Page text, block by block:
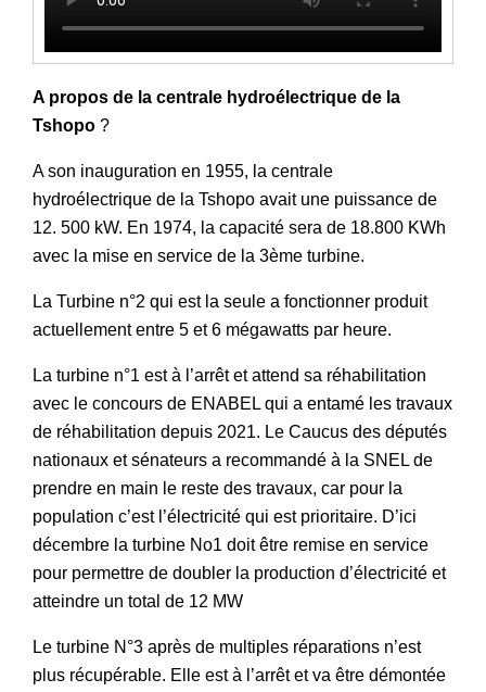
A propos de la centrale hydroélectrique de la
Tshopo ?
A son inauguration en 1955, la centrale
hydroélectrique de la Tshopo avait une puissance de
12. 500 kW. En 1974, la capacité sera de 18.800 KWh
avec la mise en service de la 3ème turbine.
La Turbine n°2 qui est la seule a fonctionner produit
actuellement entre 5 et 6 mégawatts par heure.
La turbine n°1 est à l’arrêt et attend sa réhabilitation
avec le concours de ENABEL qui a entamé les travaux
de réhabilitation depuis 2021. Le Caucus des députés
nationaux et sénateurs a recommandé à la SNEL de
prendre en main le reste des travaux, car pour la
population c’est l’électricité qui est prioritaire. D’ici
décembre la turbine No1 doit être remise en service
pour permettre de doubler la production d’électricité et
atteindre un total de 12 MW
Le turbine N°3 après de multiples réparations n’est
plus récupérable. Elle est à l’arrêt et va être démontée